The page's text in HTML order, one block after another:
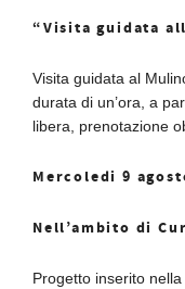
“Visita guidata
Visita guidata al
durata di un’ora, a
libera, prenotazione
Mercoledi 9
Nell’ambito di
Progetto inserito